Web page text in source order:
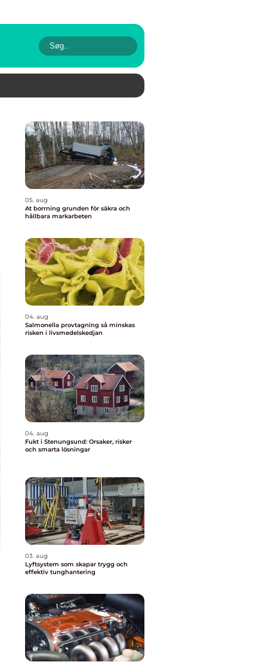
05. aug
At borrning grunden för säkra och
hållbara markarbeten
04. aug
Salmonella provtagning så minskas
risken i livsmedelskedjan
04. aug
Fukt i Stenungsund: Orsaker, risker
och smarta lösningar
03. aug
Lyftsystem som skapar trygg och
effektiv tunghantering